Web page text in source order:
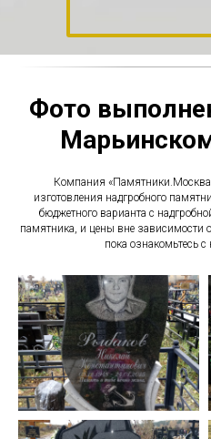
Фото
Компания
изготовления надгробного
бюджетного варианта с
памятника, и цены вне зависимости
пока ознакомьтесь